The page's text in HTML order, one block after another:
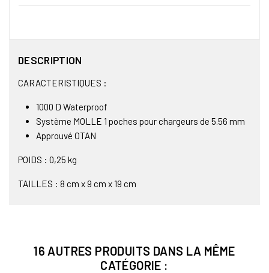
DESCRIPTION
CARACTERISTIQUES :
1000 D Waterproof
Système MOLLE 1 poches pour chargeurs de 5.56 mm
Approuvé OTAN
POIDS : 0,25 kg
TAILLES : 8 cm x 9 cm x 19 cm
16 AUTRES PRODUITS DANS LA MÊME
CATÉGORIE :